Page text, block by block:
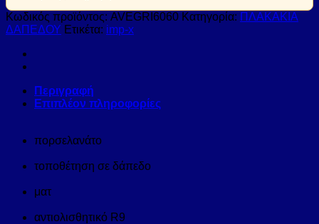
Κωδικός προϊόντος: AVEGRI6060 Κατηγορία: ΠΛΑΚΑΚΙΑ
ΔΑΠΕΔΟΥ Ετικέτα: imp-x
Περιγραφή
Επιπλέον πληροφορίες
πορσελανάτο
τοποθέτηση σε δάπεδο
ματ
αντιολισθητικό R9